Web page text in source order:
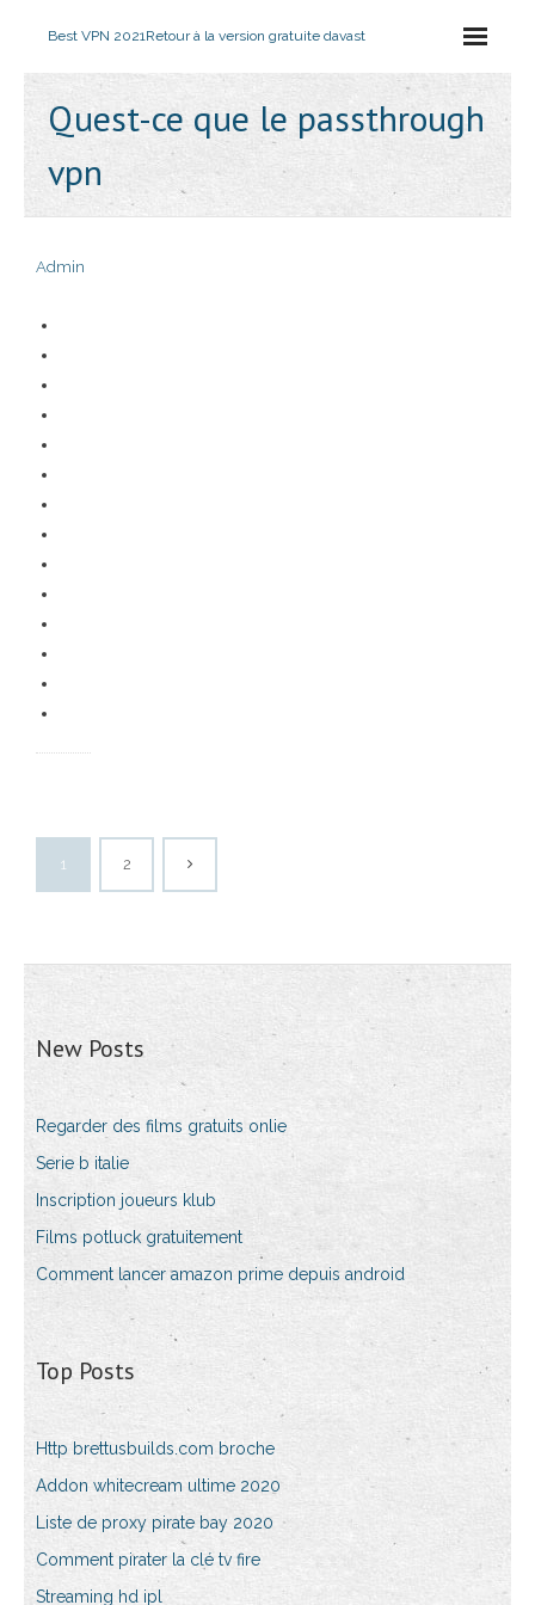
Best VPN 2021Retour à la version gratuite davast
Quest-ce que le passthrough
vpn
Admin
1 2
New Posts
Regarder des films gratuits onlie
Serie b italie
Inscription joueurs klub
Films potluck gratuitement
Comment lancer amazon prime depuis android
Top Posts
Http brettusbuilds.com broche
Addon whitecream ultime 2020
Liste de proxy pirate bay 2020
Comment pirater la clé tv fire
Streaming hd ipl